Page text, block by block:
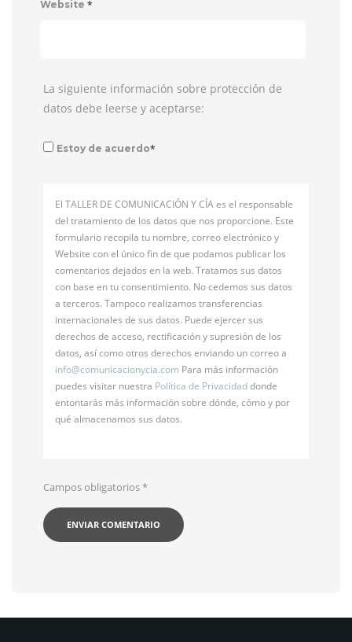
Website *
La siguiente información sobre protección de
datos debe leerse y aceptarse:
Estoy de acuerdo*
El TALLER DE COMUNICACIÓN Y CÍA es el responsable
del tratamiento de los datos que nos proporcione. Este
formulario recopila tu nombre, correo electrónico y
Website con el único fin de que podamos publicar los
comentarios dejados en la web. Tratamos sus datos
con base en tu consentimiento. No cedemos sus datos
a terceros. Tampoco realizamos transferencias
internacionales de sus datos. Puede ejercer sus
derechos de acceso, rectificación y supresión de los
datos, así como otros derechos enviando un correo a
info@comunicacionycia.com Para más información
puedes visitar nuestra Política de Privacidaddonde
entontarás más información sobre dónde, cómo y por
qué almacenamos sus datos.
Campos obligatorios*